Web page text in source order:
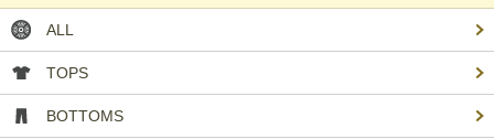
ALL
TOPS
BOTTOMS